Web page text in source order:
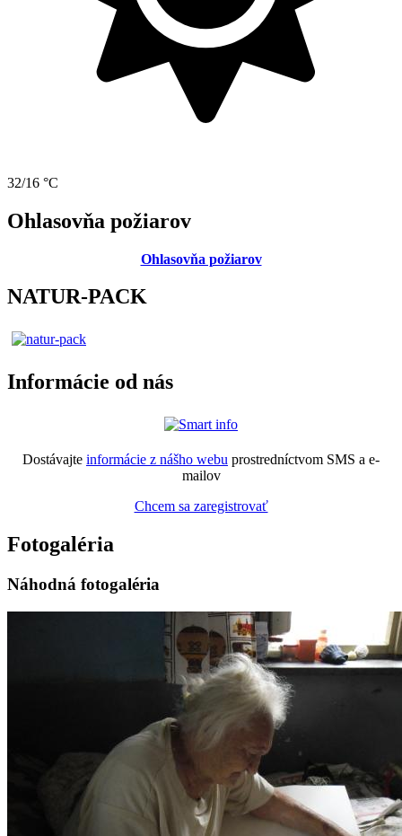
32/16 °C
Ohlasovňa požiarov
Ohlasovňa požiarov
NATUR-PACK
Informácie od nás
Dostávajte informácie z nášho webu prostredníctvom SMS a e-
mailov
Chcem sa zaregistrovať
Fotogaléria
Náhodná fotogaléria